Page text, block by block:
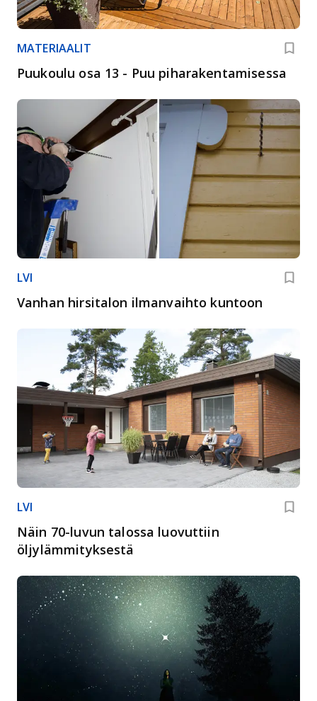
MATERIAALIT
Puukoulu osa 13 - Puu piharakentamisessa
LVI
Vanhan hirsitalon ilmanvaihto kuntoon
LVI
Näin 70-luvun talossa luovuttiin
öljylämmityksestä